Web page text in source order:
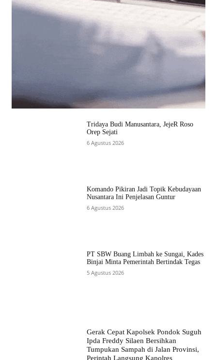
Tridaya Budi Manusantara, JejeR Roso
Orep Sejati
6 Agustus 2026
Komando Pikiran Jadi Topik Kebudayaan
Nusantara Ini Penjelasan Guntur
6 Agustus 2026
PT SBW Buang Limbah ke Sungai, Kades
Binjai Minta Pemerintah Bertindak Tegas
5 Agustus 2026
Gerak Cepat Kapolsek Pondok Suguh
Ipda Freddy Silaen Bersihkan
Tumpukan Sampah di Jalan Provinsi,
Perintah Langsung Kapolres